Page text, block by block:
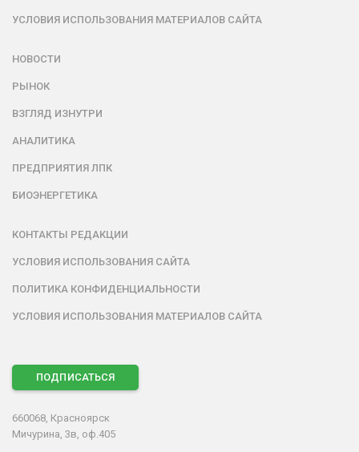
УСЛОВИЯ ИСПОЛЬЗОВАНИЯ МАТЕРИАЛОВ САЙТА
НОВОСТИ
РЫНОК
ВЗГЛЯД ИЗНУТРИ
АНАЛИТИКА
ПРЕДПРИЯТИЯ ЛПК
БИОЭНЕРГЕТИКА
КОНТАКТЫ РЕДАКЦИИ
УСЛОВИЯ ИСПОЛЬЗОВАНИЯ САЙТА
ПОЛИТИКА КОНФИДЕНЦИАЛЬНОСТИ
УСЛОВИЯ ИСПОЛЬЗОВАНИЯ МАТЕРИАЛОВ САЙТА
ПОДПИСАТЬСЯ
660068, Красноярск
Мичурина, 3в, оф.405